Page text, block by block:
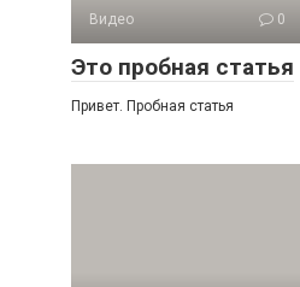
Видео 0
Это пробная статья
Привет. Пробная статья